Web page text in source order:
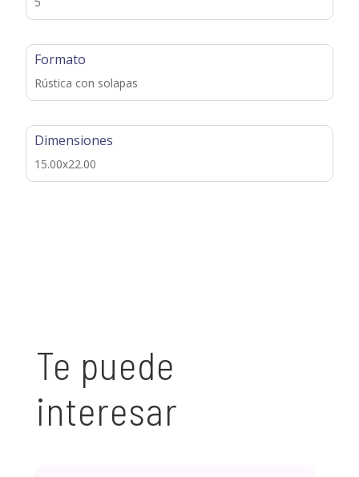
Formato
Rústica con solapas
Dimensiones
15.00x22.00
Te puede
interesar